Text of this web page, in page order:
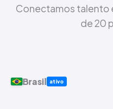
Conectamos talento
de 20
Brasil ativo